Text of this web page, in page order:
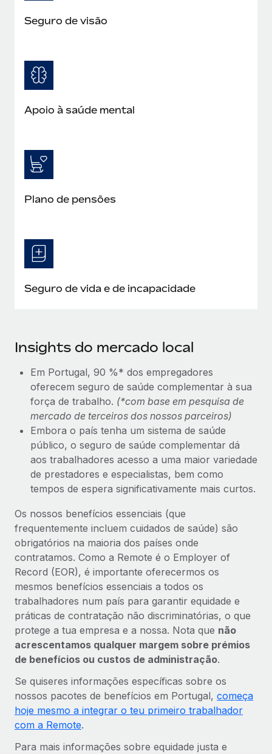
Seguro de visão
Apoio à saúde mental
Plano de pensões
Seguro de vida e de incapacidade
Insights do mercado local
Em Portugal, 90 %* dos empregadores
oferecem seguro de saúde complementar à sua
força de trabalho. (*com base em pesquisa de
mercado de terceiros dos nossos parceiros)
Embora o país tenha um sistema de saúde
público, o seguro de saúde complementar dá
aos trabalhadores acesso a uma maior variedade
de prestadores e especialistas, bem como
tempos de espera significativamente mais curtos.
Os nossos benefícios essenciais (que
frequentemente incluem cuidados de saúde) são
obrigatórios na maioria dos países onde
contratamos. Como a Remote é o Employer of
Record (EOR), é importante oferecermos os
mesmos benefícios essenciais a todos os
trabalhadores num país para garantir equidade e
práticas de contratação não discriminatórias, o que
protege a tua empresa e a nossa. Nota que não
acrescentamos qualquer margem sobre prémios
de benefícios ou custos de administração.
Se quiseres informações específicas sobre os
nossos pacotes de benefícios em Portugal, começa
hoje mesmo a integrar o teu primeiro trabalhador
com a Remote.
Para mais informações sobre equidade justa e